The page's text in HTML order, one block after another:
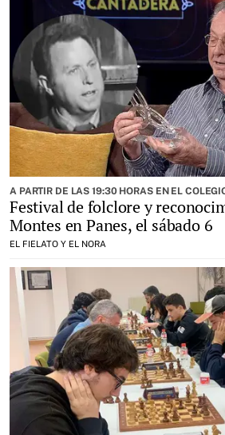
A PARTIR DE LAS 19:30 HORAS EN EL
Festival de folclore y
Montes en Panes, el sábado 6
EL FIELATO Y EL NORA